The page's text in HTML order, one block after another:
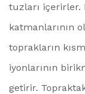
tuzları
katmanlarının
toprakların
iyonlarının
getirir.